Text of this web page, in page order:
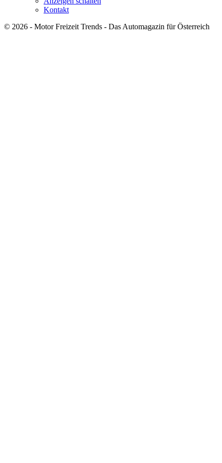
Kontakt
© 2026 - Motor Freizeit Trends - Das Automagazin für Österreich